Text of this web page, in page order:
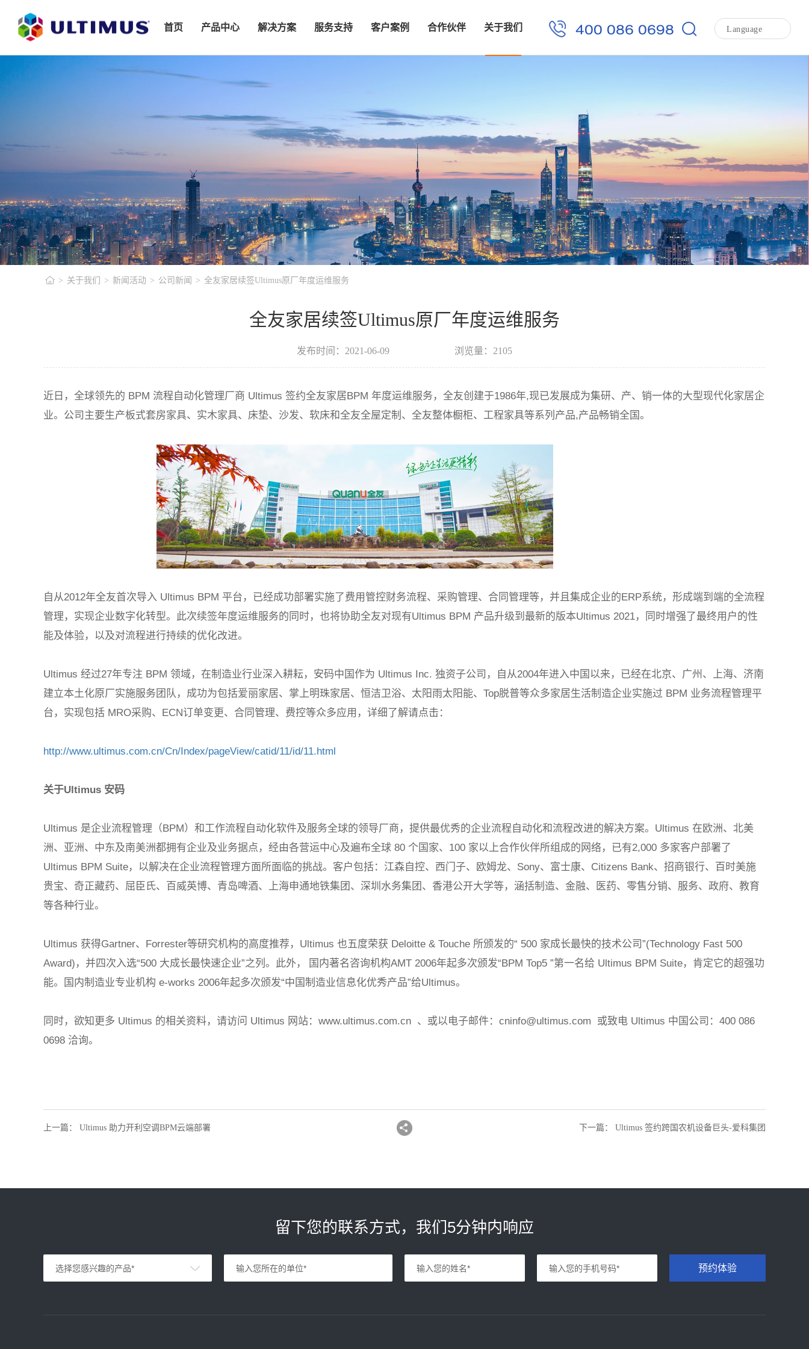
400 086 0698 Language
首页 产品中心 解决方案 服务支持 客户案例 合作伙伴 关于我们
> 关于我们 > 新闻活动 > 公司新闻 > 全友家居续签Ultimus原厂年度运维服务
全友家居续签Ultimus原厂年度运维服务
发布时间：2021-06-09 浏览量：2105
近日，全球领先的 BPM 流程自动化管理厂商 Ultimus 签约全友家居BPM 年度运维服务，全友创建于1986年,现已发展成为集研、产、销一体的大型现代化家居企
业。公司主要生产板式套房家具、实木家具、床垫、沙发、软床和全友全屋定制、全友整体橱柜、工程家具等系列产品,产品畅销全国。
自从2012年全友首次导入 Ultimus BPM 平台，已经成功部署实施了费用管控财务流程、采购管理、合同管理等，并且集成企业的ERP系统，形成端到端的全流程
管理，实现企业数字化转型。此次续签年度运维服务的同时，也将协助全友对现有Ultimus BPM 产品升级到最新的版本Ultimus 2021，同时增强了最终用户的性
能及体验，以及对流程进行持续的优化改进。
Ultimus 经过27年专注 BPM 领域，在制造业行业深入耕耘，安码中国作为 Ultimus Inc. 独资子公司，自从2004年进入中国以来，已经在北京、广州、上海、济南
建立本土化原厂实施服务团队，成功为包括爱丽家居、掌上明珠家居、恒洁卫浴、太阳雨太阳能、 Top脱普等众多家居生活制造企业实施过 BPM 业务流程管理平
台，实现包括 MRO采购、 ECN订单变更、合同管理、费控等众多应用，详细了解请点击：
http://www.ultimus.com.cn/Cn/Index/pageView/catid/11/id/11.html
关于Ultimus 安码
Ultimus 是企业流程管理（BPM）和工作流程自动化软件及服务全球的领导厂商，提供最优秀的企业流程自动化和流程改进的解决方案。 Ultimus 在欧洲、北美
洲、亚洲、中东及南美洲都拥有企业及业务据点，经由各营运中心及遍布全球 80 个国家、 100 家以上合作伙伴所组成的网络，已有2,000 多家客户部署了
Ultimus BPM Suite，以解决在企业流程管理方面所面临的挑战。客户包括：江森自控、西门子、欧姆龙、 Sony、富士康、 Citizens Bank、招商银行、百时美施
贵宝、奇正藏药、屈臣氏、百威英博、青岛啤酒、上海申通地铁集团、深圳水务集团、香港公开大学等，涵括制造、金融、医药、零售分销、服务、政府、教育
等各种行业。
Ultimus 获得Gartner、 Forrester等研究机构的高度推荐， Ultimus 也五度荣获 Deloitte & Touche 所颁发的“ 500 家成长最快的技术公司”(Technology Fast 500
Award) ，并四次入选“500 大成长最快速企业”之列。此外， 国内著名咨询机构AMT 2006年起多次颁发“BPM Top5 ”第一名给 Ultimus BPM Suite，肯定它的超强功
能。国内制造业专业机构 e-works 2006年起多次颁发“中国制造业信息化优秀产品”给Ultimus。
同时，欲知更多 Ultimus 的相关资料，请访问 Ultimus 网站： www.ultimus.com.cn 、或以电子邮件： cninfo@ultimus.com 或致电 Ultimus 中国公司： 400 086
0698 洽询。
上一篇 ： Ultimus 助力开利空调BPM云端部署 下一篇 ： Ultimus 签约跨国农机设备巨头-爱科集团
留下您的联系方式，我们5分钟内响应
预约体验